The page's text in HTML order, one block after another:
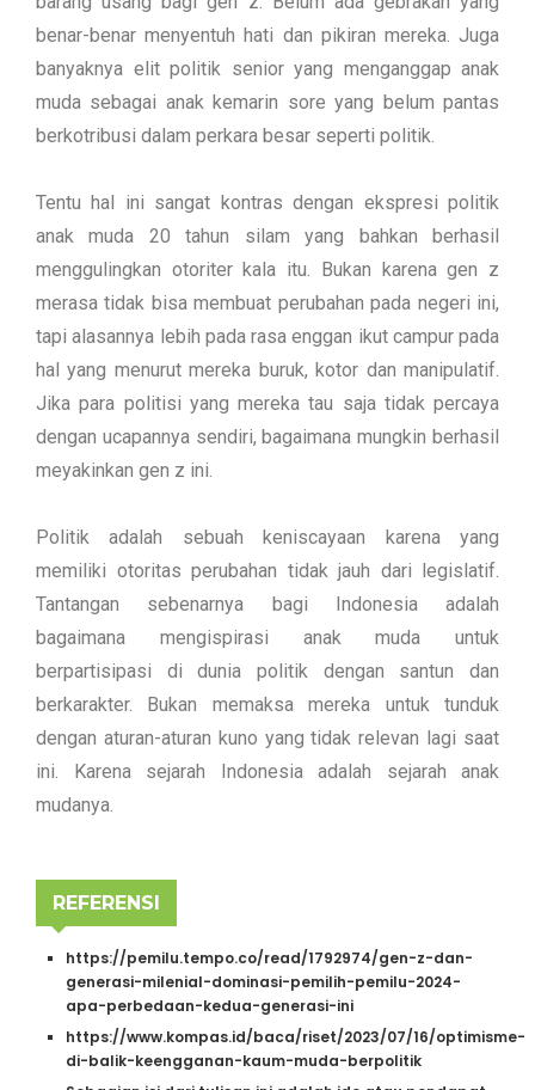
benar-benar menyentuh hati dan pikiran mereka. Juga
banyaknya elit politik senior yang menganggap anak
muda sebagai anak kemarin sore yang belum pantas
berkotribusi dalam perkara besar seperti politik.
Tentu hal ini sangat kontras dengan ekspresi politik
anak muda 20 tahun silam yang bahkan berhasil
menggulingkan otoriter kala itu. Bukan karena gen z
merasa tidak bisa membuat perubahan pada negeri ini,
tapi alasannya lebih pada rasa enggan ikut campur pada
hal yang menurut mereka buruk, kotor dan manipulatif.
Jika para politisi yang mereka tau saja tidak percaya
dengan ucapannya sendiri, bagaimana mungkin berhasil
meyakinkan gen z ini.
Politik adalah sebuah keniscayaan karena yang
memiliki otoritas perubahan tidak jauh dari legislatif.
Tantangan sebenarnya bagi Indonesia adalah
bagaimana mengispirasi anak muda untuk
berpartisipasi di dunia politik dengan santun dan
berkarakter. Bukan memaksa mereka untuk tunduk
dengan aturan-aturan kuno yang tidak relevan lagi saat
ini. Karena sejarah Indonesia adalah sejarah anak
mudanya.
REFERENSI
https://pemilu.tempo.co/read/1792974/gen-z-dan-
generasi-milenial-dominasi-pemilih-pemilu-2024-
apa-perbedaan-kedua-generasi-ini
https://www.kompas.id/baca/riset/2023/07/16/optimisme-
di-balik-keengganan-kaum-muda-berpolitik